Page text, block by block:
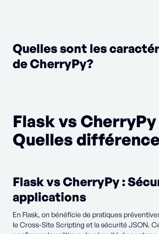
Quelles sont les
de CherryPy?
Flask vs CherryPy
Quelles
Flask vs CherryPy :
applications
En Flask, on bénéficie de pratiques
le Cross-Site Scripting et la sécurité JSON.